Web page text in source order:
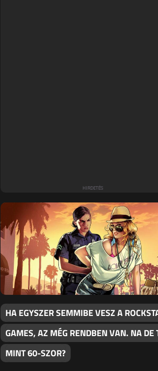
HA EGYSZER SEMMIBE VESZ A
GAMES, AZ MÉG RENDBEN VAN. NA DE
MINT 60-SZOR?